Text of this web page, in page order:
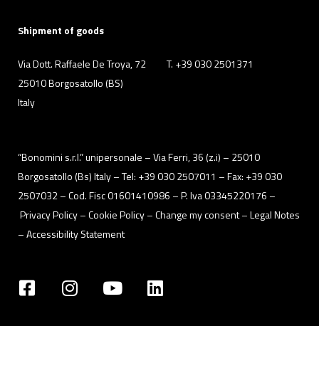
Shipment of goods
Via Dott. Raffaele De Troya, 72
25010 Borgosatollo (BS)
Italy
T. +39 030 2501371
“Bonomini s.r.l.” unipersonale – Via Ferri, 36 (z.i) – 25010
Borgosatollo (Bs) Italy – Tel: +39 030 2507011 – Fax: +39 030
2507032 – Cod. Fisc 01601410986 – P. Iva 03345220176 –
Privacy Policy– Cookie Policy –Change my consent–Legal Notes
–Accessibility Statement